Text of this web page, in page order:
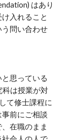
はあり
入れること
問い合わせ
思っている
科は授業が対
て修士課程に
前にご相談
在職のまま